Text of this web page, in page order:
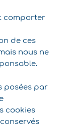
comporter
de ces
nous ne
posées par
cookies